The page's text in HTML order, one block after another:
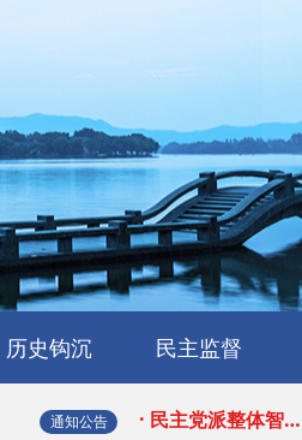
历史钩沉
浙江民建简史
人物传略
史海撷珠
浙江民建大事记
历史图库
民主监督
通知公告
· 民建北仑六支部…
· 中国民主建国会…
· 中国民主建国会…
· 民主党派整体智…